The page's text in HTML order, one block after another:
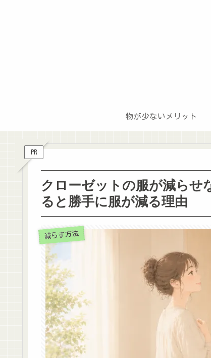
物が少ないメリット
PR
クローゼットの服が減らせ
ると勝手に服が減る理由
減らす方法